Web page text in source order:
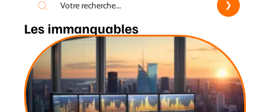
Les immanquables